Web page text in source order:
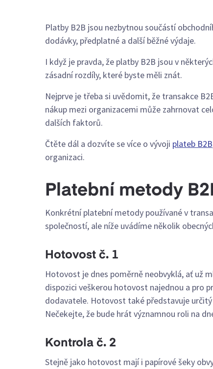
Platby B2B jsou nezbytnou součástí
dodávky, předplatné a další běžné výdaje.
I když je pravda, že platby B2B jsou v
zásadní rozdíly, které byste měli znát.
Nejprve je třeba si uvědomit, že transakce
nákup mezi organizacemi může zahrnovat
dalších faktorů.
Čtěte dál a dozvíte se více o vývoji plateb B2B
organizaci.
Platební metody
Konkrétní platební metody používané v
společností, ale níže uvádíme několik
Hotovost č. 1
Hotovost je dnes poměrně neobvyklá, ať už
dispozici veškerou hotovost najednou a pro
dodavatele. Hotovost také představuje
Nečekejte, že bude hrát významnou roli na
Kontrola č. 2
Stejně jako hotovost mají i papírové šeky